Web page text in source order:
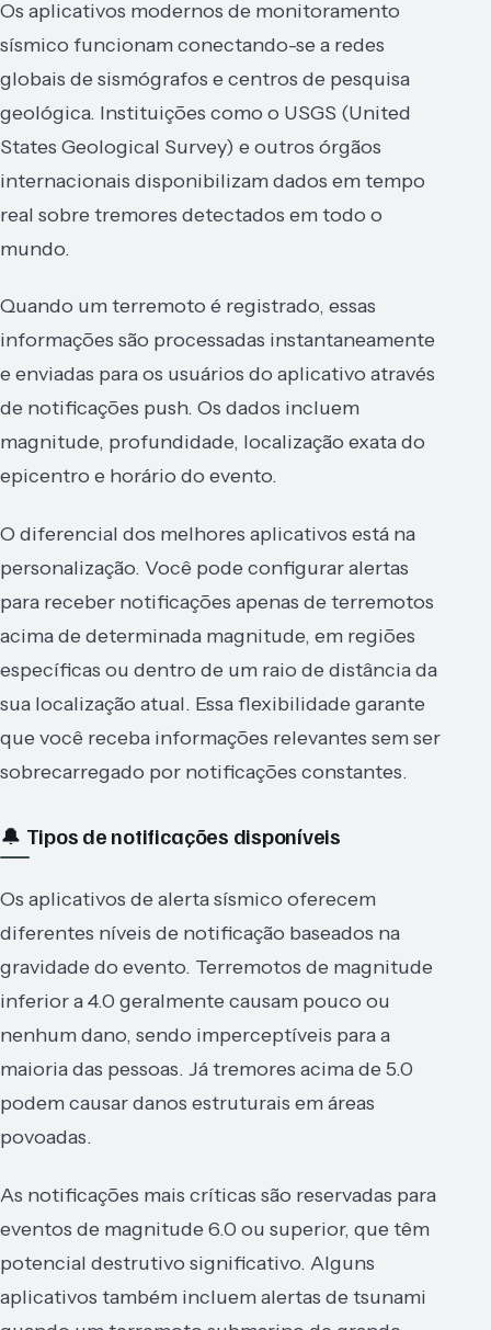
Os aplicativos modernos de monitoramento
sísmico funcionam conectando-se a redes
globais de sismógrafos e centros de pesquisa
geológica. Instituições como o USGS (United
States Geological Survey) e outros órgãos
internacionais disponibilizam dados em tempo
real sobre tremores detectados em todo o
mundo.
Quando um terremoto é registrado, essas
informações são processadas instantaneamente
e enviadas para os usuários do aplicativo através
de notificações push. Os dados incluem
magnitude, profundidade, localização exata do
epicentro e horário do evento.
O diferencial dos melhores aplicativos está na
personalização. Você pode configurar alertas
para receber notificações apenas de terremotos
acima de determinada magnitude, em regiões
específicas ou dentro de um raio de distância da
sua localização atual. Essa flexibilidade garante
que você receba informações relevantes sem ser
sobrecarregado por notificações constantes.
🔔 Tipos de notificações disponíveis
Os aplicativos de alerta sísmico oferecem
diferentes níveis de notificação baseados na
gravidade do evento. Terremotos de magnitude
inferior a 4.0 geralmente causam pouco ou
nenhum dano, sendo imperceptíveis para a
maioria das pessoas. Já tremores acima de 5.0
podem causar danos estruturais em áreas
povoadas.
As notificações mais críticas são reservadas para
eventos de magnitude 6.0 ou superior, que têm
potencial destrutivo significativo. Alguns
aplicativos também incluem alertas de tsunami